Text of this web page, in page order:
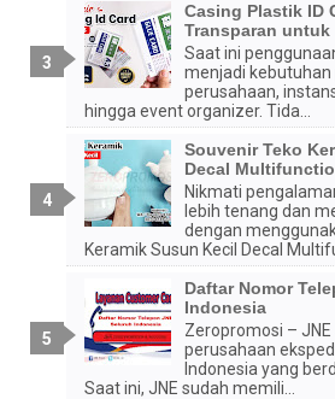
Casing Plastik ID
Transparan
Saat ini
menjadi
perusahaan,
hingga event organizer. Tida...
Souvenir Teko
Decal
Nikmati
lebih tenang dan
dengan
Keramik Susun Kecil Decal
Daftar Nomor
Indonesia
Zeropromosi –
perusahaan
Indonesia yang
Saat ini, JNE sudah memili...